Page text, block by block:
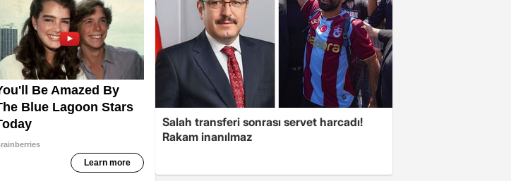
Salah transferi sonrası servet harcadı!
Rakam inanılmaz